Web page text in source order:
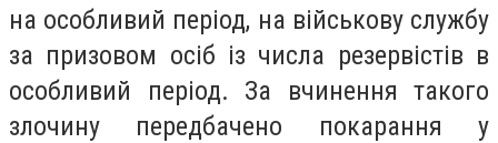
на особливий період, на військову службу
за призовом осіб із числа резервістів в
особливий період. За вчинення такого
злочину передбачено покарання у